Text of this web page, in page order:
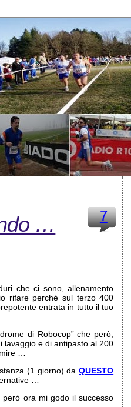
7
…
che ci sono, allenamento
rifare perchè sul terzo 400
entrata in tutto il tuo
di Robocop” che però,
lavaggio e di antipasto al 200
…
(1 giorno) daQUESTO
…
ora mi godo il successo